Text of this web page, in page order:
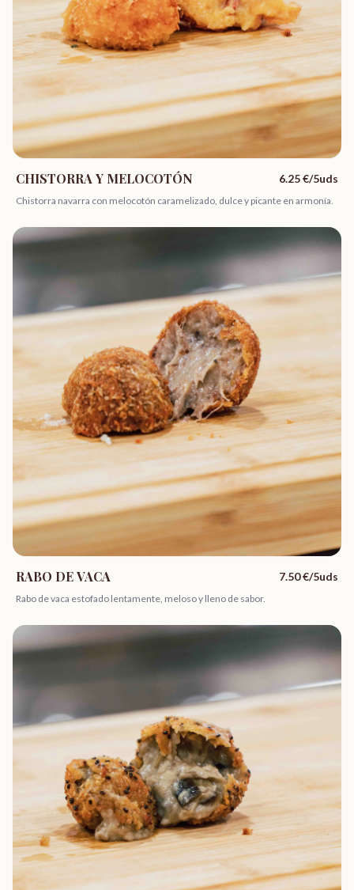
CHISTORRA Y MELOCOTÓN 6.25€/5uds
Chistorra navarra con melocotón caramelizado, dulce y picante en armonía.
RABO DE VACA 7.50€/5uds
Rabo de vaca estofado lentamente, meloso y lleno de sabor.